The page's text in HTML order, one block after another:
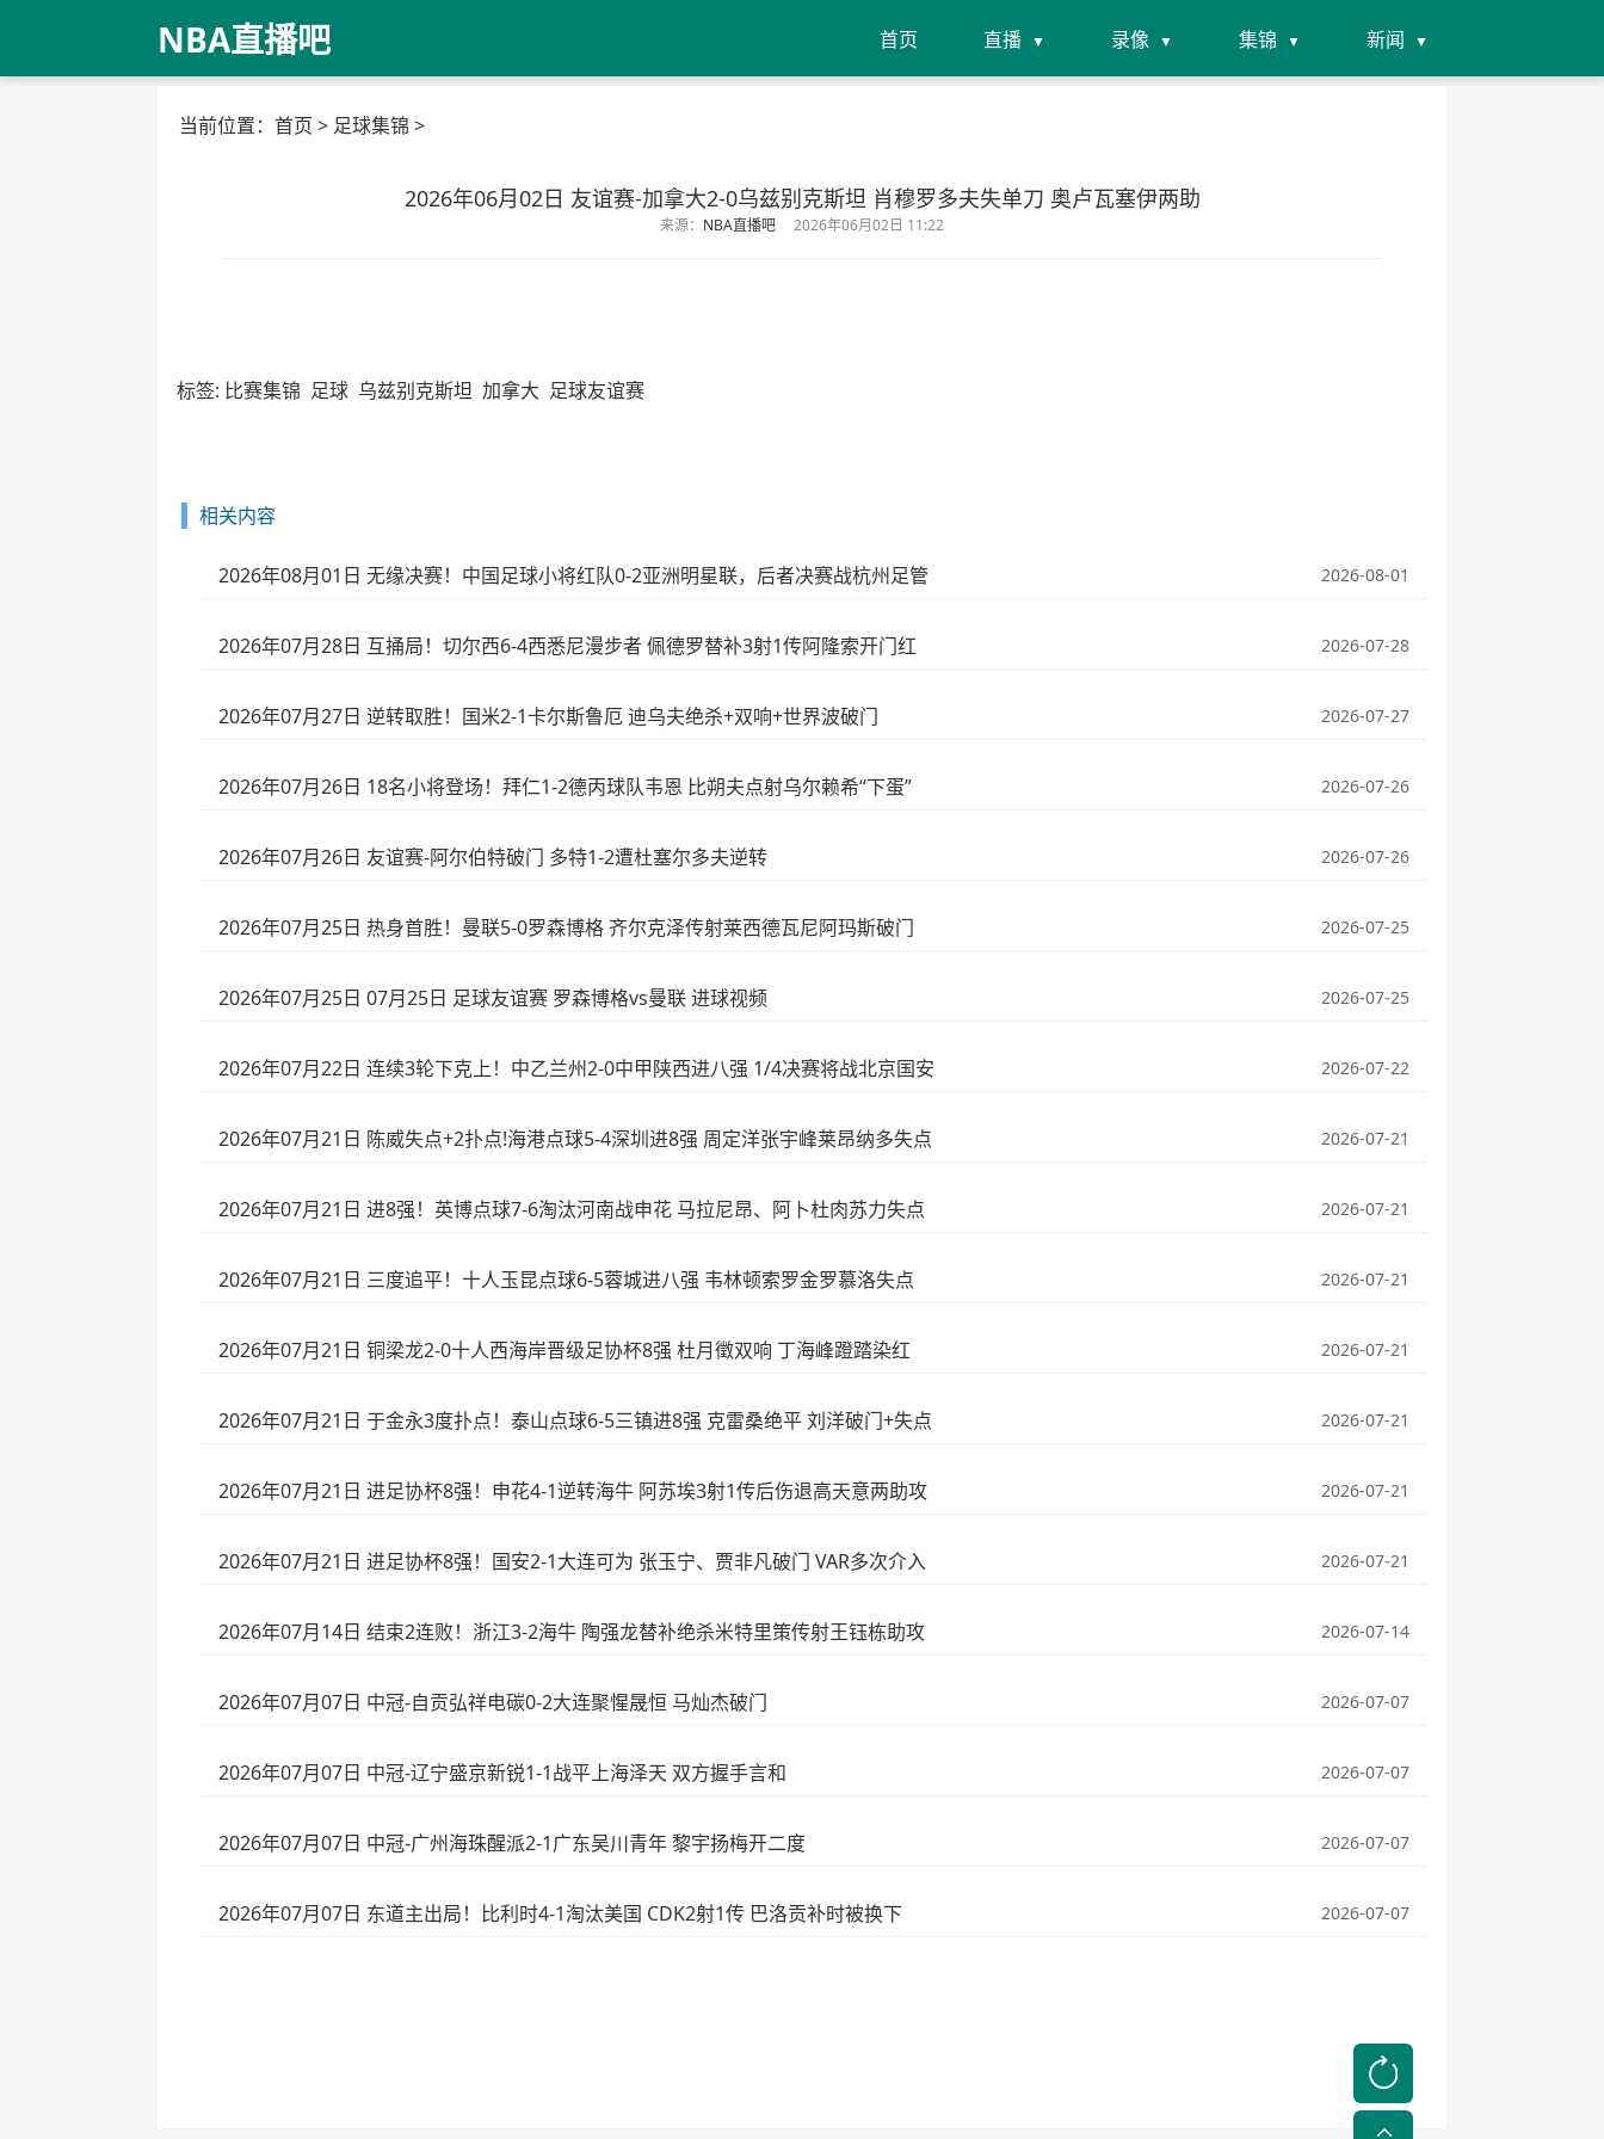
NBA直播吧 首页 直播 录像 集锦 新闻
当前位置： 首页 > 足球集锦 >
2026年06月02日 友谊赛-加拿大2-0乌兹别克斯坦 肖穆罗多夫失单刀 奥卢瓦塞伊两助
来源： NBA直播吧 2026年06月02日 11:22
标签: 比赛集锦 足球 乌兹别克斯坦 加拿大 足球友谊赛
相关内容
2026年08月01日 无缘决赛！中国足球小将红队0-2亚洲明星联，后者决赛战杭州足管 2026-08-01
2026年07月28日 互捅局！切尔西6-4西悉尼漫步者 佩德罗替补3射1传阿隆索开门红 2026-07-28
2026年07月27日 逆转取胜！国米2-1卡尔斯鲁厄 迪乌夫绝杀+双响+世界波破门 2026-07-27
2026年07月26日 18名小将登场！拜仁1-2德丙球队韦恩 比朔夫点射乌尔赖希“下蛋” 2026-07-26
2026年07月26日 友谊赛-阿尔伯特破门 多特1-2遭杜塞尔多夫逆转 2026-07-26
2026年07月25日 热身首胜！曼联5-0罗森博格 齐尔克泽传射莱西德瓦尼阿玛斯破门 2026-07-25
2026年07月25日 07月25日 足球友谊赛 罗森博格vs曼联 进球视频 2026-07-25
2026年07月22日 连续3轮下克上！中乙兰州2-0中甲陕西进八强 1/4决赛将战北京国安 2026-07-22
2026年07月21日 陈威失点+2扑点!海港点球5-4深圳进8强 周定洋张宇峰莱昂纳多失点 2026-07-21
2026年07月21日 进8强！英博点球7-6淘汰河南战申花 马拉尼昂、阿卜杜肉苏力失点 2026-07-21
2026年07月21日 三度追平！十人玉昆点球6-5蓉城进八强 韦林顿索罗金罗慕洛失点 2026-07-21
2026年07月21日 铜梁龙2-0十人西海岸晋级足协杯8强 杜月徵双响 丁海峰蹬踏染红 2026-07-21
2026年07月21日 于金永3度扑点！泰山点球6-5三镇进8强 克雷桑绝平 刘洋破门+失点 2026-07-21
2026年07月21日 进足协杯8强！申花4-1逆转海牛 阿苏埃3射1传后伤退高天意两助攻 2026-07-21
2026年07月21日 进足协杯8强！国安2-1大连可为 张玉宁、贾非凡破门 VAR多次介入 2026-07-21
2026年07月14日 结束2连败！浙江3-2海牛 陶强龙替补绝杀米特里策传射王钰栋助攻 2026-07-14
2026年07月07日 中冠-自贡弘祥电碳0-2大连聚惺晟恒 马灿杰破门 2026-07-07
2026年07月07日 中冠-辽宁盛京新锐1-1战平上海泽天 双方握手言和 2026-07-07
2026年07月07日 中冠-广州海珠醒派2-1广东吴川青年 黎宇扬梅开二度 2026-07-07
2026年07月07日 东道主出局！比利时4-1淘汰美国 CDK2射1传 巴洛贡补时被换下 2026-07-07